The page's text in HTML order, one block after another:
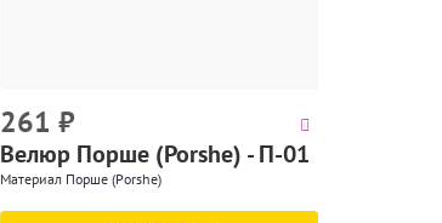
261 ₽
Велюр Порше (Porshe) - П-01
Материал Порше (Porshe)